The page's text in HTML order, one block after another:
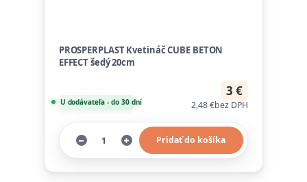
PROSPERPLAST Kvetináč CUBE BETON
EFFECT šedý 20cm
3 €
2,48 €bez DPH
U dodávateľa - do 30 dní
Pridať do košíka